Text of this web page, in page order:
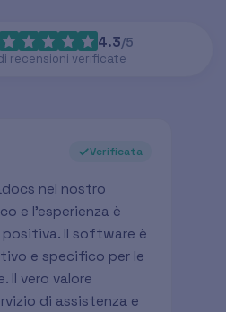
4.3/5
recensioni verificate
Verificata
nel nostro
e l'esperienza è
Il software è
e specifico per le
Il vero valore
di assistenza e